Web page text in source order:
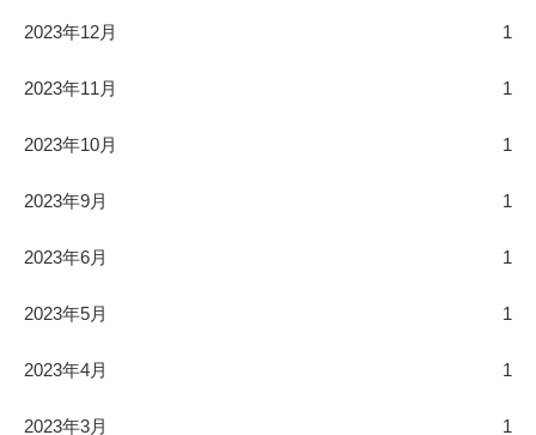
2023年12月 1
2023年11月 1
2023年10月 1
2023年9月 1
2023年6月 1
2023年5月 1
2023年4月 1
2023年3月 1